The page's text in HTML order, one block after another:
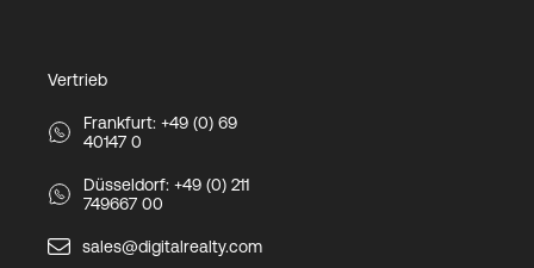
Vertrieb
Frankfurt: +49 (0) 69
40147 0
Düsseldorf: +49 (0) 211
749667 00
sales@digitalrealty.com